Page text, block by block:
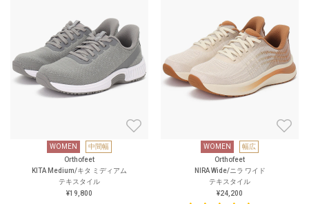
WOMEN
中間幅
Orthofeet
KITA Medium/キタ ミディアム
テキスタイル
¥19,800
WOMEN
幅広
Orthofeet
NIRA Wide/ニラ ワイド
テキスタイル
¥24,200